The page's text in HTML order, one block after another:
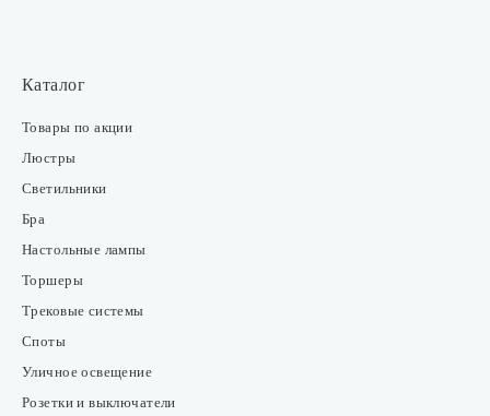
Каталог
Товары по акции
Люстры
Светильники
Бра
Настольные лампы
Торшеры
Трековые системы
Споты
Уличное освещение
Розетки и выключатели